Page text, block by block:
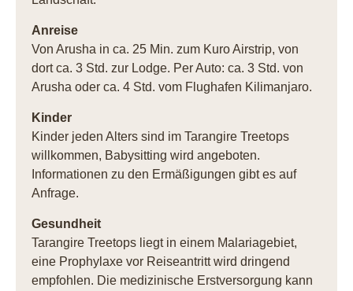
Anreise
Von Arusha in ca. 25 Min. zum Kuro Airstrip, von
dort ca. 3 Std. zur Lodge. Per Auto: ca. 3 Std. von
Arusha oder ca. 4 Std. vom Flughafen Kilimanjaro.
Kinder
Kinder jeden Alters sind im Tarangire Treetops
willkommen, Babysitting wird angeboten.
Informationen zu den Ermäßigungen gibt es auf
Anfrage.
Gesundheit
Tarangire Treetops liegt in einem Malariagebiet,
eine Prophylaxe vor Reiseantritt wird dringend
empfohlen. Die medizinische Erstversorgung kann